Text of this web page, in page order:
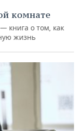
комнате
книга о том, как
жизнь